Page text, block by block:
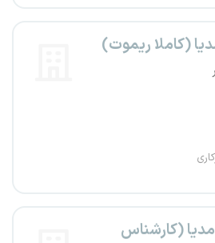
(کاملا ریموت)
(کارشناس